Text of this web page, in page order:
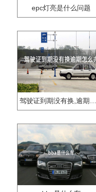
epc灯亮是什么问题
驾驶证到期没有换,逾期怎么办??